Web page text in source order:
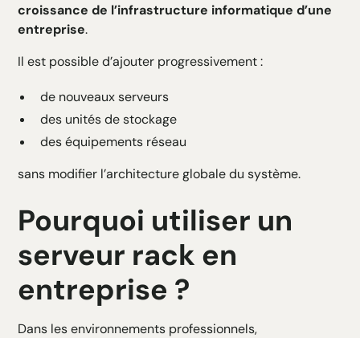
croissance de l’infrastructure informatique d’une
entreprise.
Il est possible d’ajouter progressivement :
de nouveaux serveurs
des unités de stockage
des équipements réseau
sans modifier l’architecture globale du système.
Pourquoi utiliser un
serveur rack en
entreprise ?
Dans les environnements professionnels,